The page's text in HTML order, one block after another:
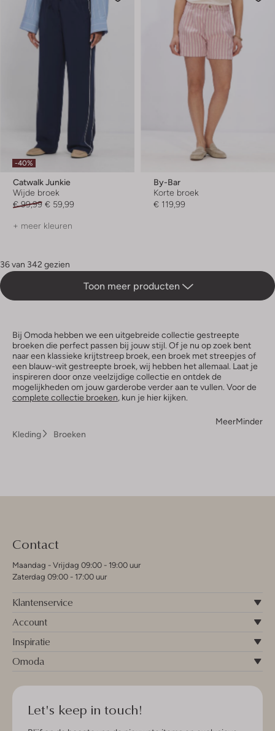
-40%
Catwalk Junkie
Wijde broek
€ 99,99 € 59,99
+ meer kleuren
By-Bar
Korte broek
€ 119,99
36 van 342 gezien
Toon meer producten
Bij Omoda hebben we een uitgebreide collectie gestreepte
broeken die perfect passen bij jouw stijl. Of je nu op zoek bent
naar een klassieke krijtstreep broek, een broek met streepjes of
een blauw-wit gestreepte broek, wij hebben het allemaal. Laat je
inspireren door onze veelzijdige collectie en ontdek de
mogelijkheden om jouw garderobe verder aan te vullen. Voor de
complete collectie broeken, kun je hier kijken.
MeerMinder
Kleding
Broeken
Contact
Maandag - Vrijdag 09:00 - 19:00 uur
Zaterdag 09:00 - 17:00 uur
Klantenservice
Account
Inspiratie
Omoda
Let's keep in touch!